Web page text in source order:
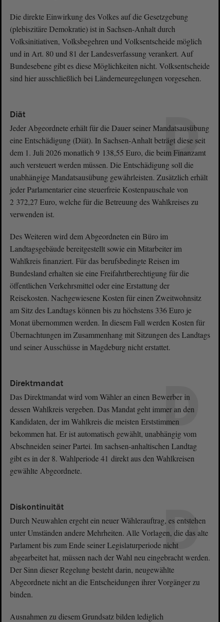
Die direkte Einwirkung des Volkes auf die Gesetzgebung
(plebiszitäre Demokratie) ist in Sachsen-Anhalt durch
Volksinitiativen, Volksbegehren und Volksentscheide möglich
und in Art. 80 und 81 der Landesverfassung verankert. Auf
Bundesebene gibt es diese Möglichkeiten nicht. Volksentscheide
sind hier ausschließlich bei Länderneuregelungen vorgesehen.
D
Diät
Jeder Abgeordnete erhält für die Dauer seiner Mandatsausübung
eine Entschädigung (Diät). In Sachsen-Anhalt beträgt diese seit
dem 1. Juli 2026 monatlich 9 138,55 Euro, die beim Finanzamt
auch versteuert werden müssen. Die Entschädigung soll die
unabhängige Mandatsausübung gewährleisten. Zusätzlich erhält
jeder Parlamentarier eine steuerfreie Kostenpauschale von
2 372,27 Euro, welche für die Betreuung des Wahlkreises zu
verwenden ist.
Des Weiteren wird dem Abgeordneten ein Büro im
Landtagsgebäude bereitgestellt sowie ein Mitarbeiter im
Wahlkreis finanziert. Für das berufsbedingte Reisen im
Bundesland erhalten sie eine Freifahrtberechtigung für die
öffentlichen Verkehrsmittel oder eine Erstattung der
Reisekosten. Nachgewiesene Kosten für einen Zweitwohnsitz
am Sitz des Landtags können bis zu höchstens 336 Euro je
Monat übernommen werden. In diesem Fall werden Kosten für
Übernachtungen im Zusammenhang mit Sitzungen des Landtags
und seiner Ausschüsse in Magdeburg nicht erstattet.
D
Direktmandat
Das Direktmandat wird vom Wähler an einen Bewerber in
dessen Wahlkreis vergeben. Das Mandat geht immer an den
Kandidaten, der im Wahlkreis die meisten Erststimmen
bekommen hat. Er ist automatisch gewählt, unabhängig vom
Abschneiden seiner Partei. Im sachsen-anhaltischen Landtag
gibt es in der 8. Wahlperiode 41 direkt aus den Wahlkreisen
gewählte Abgeordnete.
D
Diskontinuität
Durch Neuwahlen ergeht ein neuer Wählerauftrag, es entstehen
unter Umständen andere Mehrheiten. Alle Vorlagen, die das alte
Parlament bis zum Ende seiner Legislaturperiode nicht
abgearbeitet hat, müssen nach der Wahl neu eingebracht werden.
Der Sinn dieser Regelung besteht darin, neugewählte
Abgeordnete nicht an die Entscheidungen ihrer Vorgänger zu
binden.
Ausnahmen zu diesem Grundsatz bilden lediglich